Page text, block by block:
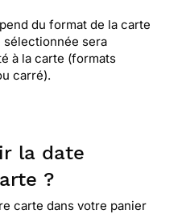
du format de la carte
sera
à la carte (formats
carré).
la date
?
carte dans votre panier